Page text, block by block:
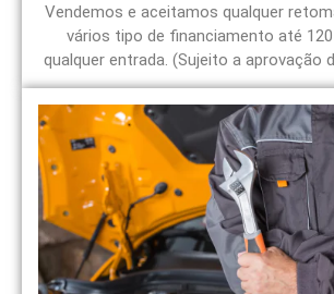
Vendemos e aceitamos qualquer
vários tipo de financiamento até
qualquer entrada. (Sujeito a aprovação